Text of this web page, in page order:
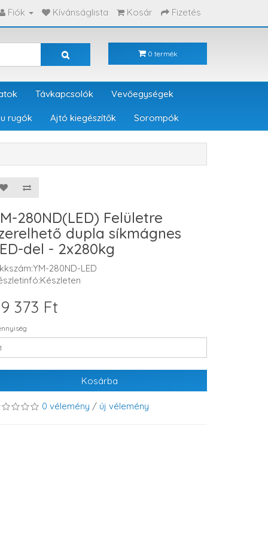
Fiók Kívánságlista Kosár Fizetés
0 termék
Távkapcsolók Vevőegységek
rugók Ajtó kiegészítők Sorompók
280ND(LED) Felületre
dupla síkmágnes
del - 2x280kg
280ND-LED
373 Ft
Kosárba
0 vélemény / új vélemény